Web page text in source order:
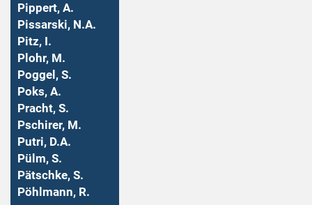
Pippert, A.
Pissarski, N.A.
Pitz, I.
Plohr, M.
Poggel, S.
Poks, A.
Pracht, S.
Pschirer, M.
Putri, D.A.
Pülm, S.
Pätschke, S.
Pöhlmann, R.